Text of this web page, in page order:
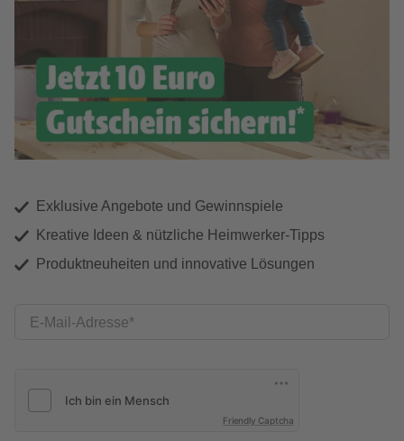
Exklusive Angebote und Gewinnspiele
Kreative Ideen & nützliche Heimwerker-Tipps
Produktneuheiten und innovative Lösungen
E-Mail-Adresse
Friendly Captcha